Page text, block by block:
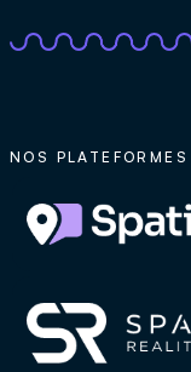
NOS PLATEFORMES